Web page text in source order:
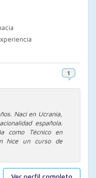
Ver perfil completo
Naci en Ucrania,
española.
como Técnico en
hice un curso de